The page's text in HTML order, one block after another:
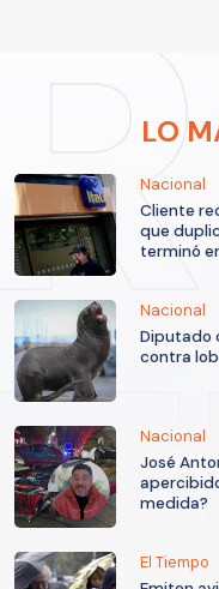
LO
Nacional
Cliente
que
terminó
Nacional
Diputado
contra
Nacional
José
medida?
El Tiempo